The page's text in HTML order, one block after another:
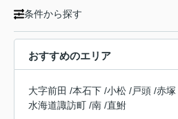
条件から探す
おすすめのエリア
大字前田 /本石下 /小松 /戸頭 /赤塚
水海道諏訪町 /南 /直鮒